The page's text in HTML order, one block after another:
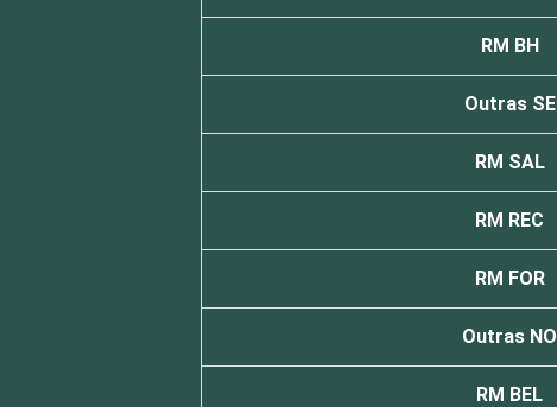
RM BH
Outras SE
RM SAL
RM REC
RM FOR
Outras NO
RM BEL